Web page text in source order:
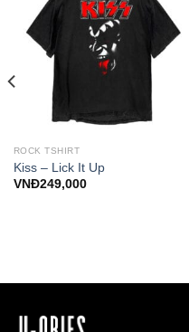
ROCK TSHIRT
Kiss – Lick It Up
VNĐ249,000